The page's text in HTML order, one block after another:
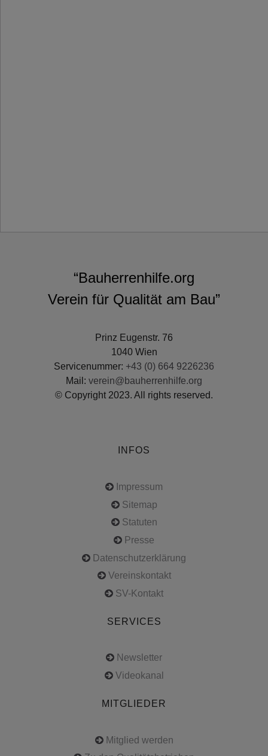
“Bauherrenhilfe.org
Verein für Qualität am Bau”
Prinz Eugenstr. 76
1040 Wien
Servicenummer: +43 (0) 664 9226236
Mail: verein@bauherrenhilfe.org
© Copyright 2023. All rights reserved.
INFOS
Impressum
Sitemap
Statuten
Presse
Datenschutzerklärung
Vereinskontakt
SV-Kontakt
SERVICES
Newsletter
Videokanal
MITGLIEDER
Mitglied werden